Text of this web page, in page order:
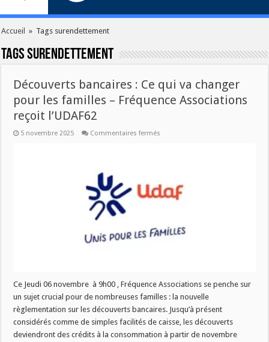
Accueil » Tags surendettement
Tagssurendettement
Découverts bancaires : Ce qui va changer
pour les familles – Fréquence Associations
reçoit l’UDAF62
5 novembre 2025 Commentaires fermés
pour
les
familles
Associations
reçoit
Ce Jeudi 06 novembre à 9h00 , Fréquence Associations se penche sur
un sujet crucial pour de nombreuses familles : la nouvelle
règlementation sur les découverts bancaires. Jusqu’à présent
considérés comme de simples facilités de caisse, les découverts
deviendront des crédits à la consommation à partir de novembre